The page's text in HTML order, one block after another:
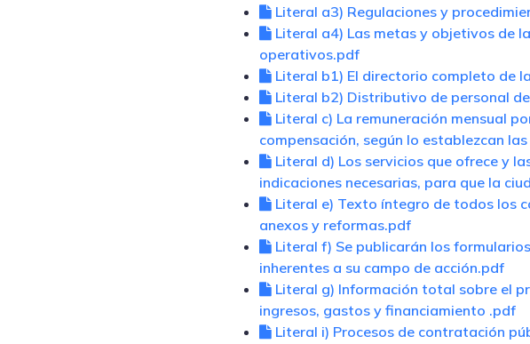
Literal a3) Regulaciones y
Literal a4) Las metas y objetivos de
operativos.pdf
Literal b1) El directorio completo de
Literal b2) Distributivo de personal
Literal c) La remuneración mensual
compensación, según lo establezcan
Literal d) Los servicios que ofrece y
indicaciones necesarias, para que la
Literal e) Texto íntegro de todos los
anexos y reformas.pdf
Literal f) Se publicarán los
inherentes a su campo de acción.pdf
Literal g) Información total sobre el
ingresos, gastos y financiamiento .pdf
Literal i) Procesos de contratación